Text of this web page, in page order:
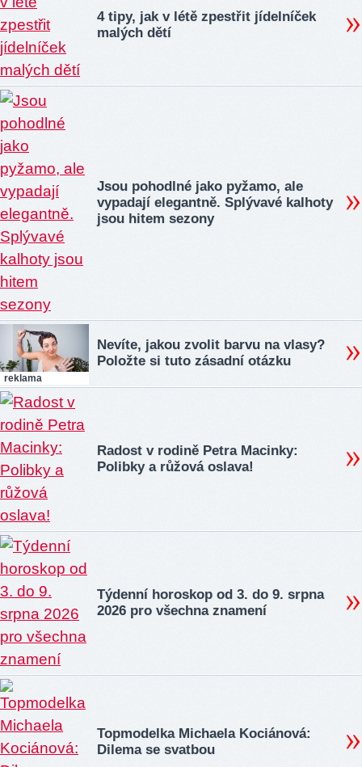
4 tipy, jak v létě zpestřit jídelníček
malých dětí
Jsou pohodlné jako pyžamo, ale
vypadají elegantně. Splývavé kalhoty
jsou hitem sezony
reklama
Nevíte, jakou zvolit barvu na vlasy?
Položte si tuto zásadní otázku
Radost v rodině Petra Macinky:
Polibky a růžová oslava!
Týdenní horoskop od 3. do 9. srpna
2026 pro všechna znamení
Topmodelka Michaela Kociánová:
Dilema se svatbou